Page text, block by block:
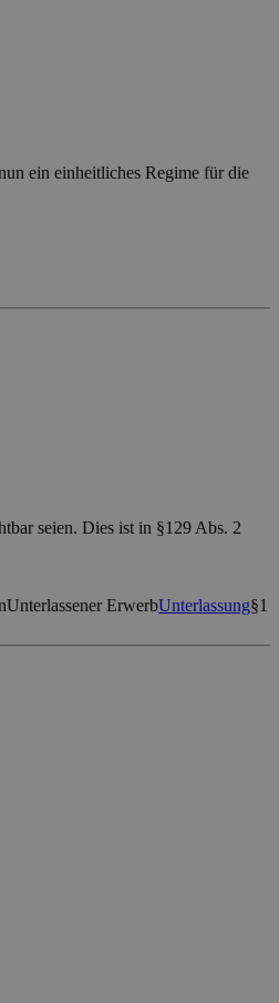
ein einheitliches Regime für die
seien. Dies ist in §129 Abs. 2
Unterlassener ErwerbUnterlassung§1